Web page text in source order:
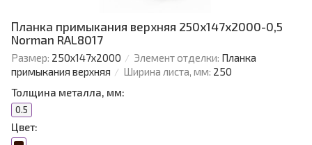
Планка примыкания верхняя 250х147х2000-0,5
Norman RAL8017
Размер: 250х147х2000 Элемент отделки: Планка
примыкания верхняя
Ширина листа, мм: 250
Толщина металла, мм:
0.5
Цвет: